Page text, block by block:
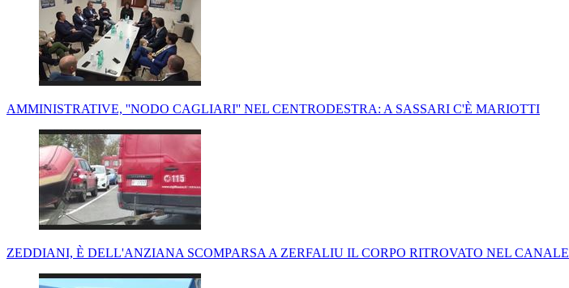
AMMINISTRATIVE, ''NODO CAGLIARI'' NEL CENTRODESTRA: A SASSARI C'È MARIOTTI
ZEDDIANI, È DELL'ANZIANA SCOMPARSA A ZERFALIU IL CORPO RITROVATO NEL CANALE